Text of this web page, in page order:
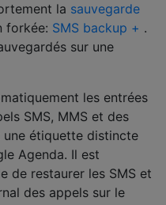
la sauvegarde
forkée: SMS backup + .
sur une
les entrées
SMS, MMS et des
une étiquette distincte
Agenda. Il est
de restaurer les SMS et
des appels sur le